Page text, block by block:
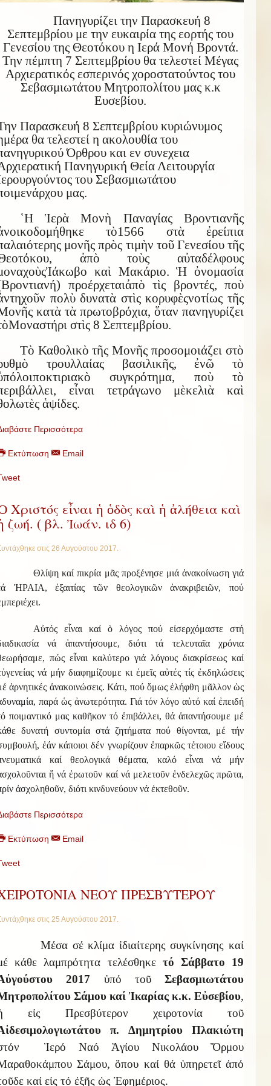
Πανηγυρίζει την Παρασκευή 8
Σεπτεμβρίου με την ευκαιρία της εορτής του
Γενεσίου της Θεοτόκου η Ιερά Μονή Βροντά.
Την πέμπτη 7 Σεπτεμβρίου θα τελεστεί Μέγας
Αρχιερατικός εσπερινός χοροστατούντος του
Σεβασμιωτάτου Μητροπολίτου μας κ.κ
Ευσεβίου.
Παρασκευή 8 Σεπτεμβρίου κυριώνυμος
θα τελεστεί η ακολουθία του
Όρθρου και εν συνεχεια
Πανηγυρική Θεία Λειτουργία
του Σεβασμιωτάτου
μας.
῾H Ἱερὰ Μονὴ Παναγίας Βροντιανῆς
τὸ1566 στὰ ἐρείπια
μονῆς πρὸς τιμὴν τοῦ Γενεσίου τῆς
ἀπὸ τοὺς αὐταδέλφους
Ἰάκωβο καὶ Μακάριο. Ἡ ὀνομασία
προέρχεταιἀπὸ τὶς βροντές, ποὺ
πολὺ δυνατὰ στὶς κορυφὲςνοτίως τῆς
κατὰ τὰ πρωτοβρόχια, ὅταν πανηγυρίζει
Μοναστήρι στὶς 8 Σεπτεμβρίου.
Τὸ Καθολικὸ τῆς Μονῆς προσομοιάζει στὸ
τρουλλαίας βασιλικῆς, ἐνῶ τὸ
κτιριακὸ συγκρότημα, ποὺ τὸ
εἶναι τετράγωνο μὲκελιὰ καὶ
ἁψίδες.
Περισσότερα
Εκτύπωση Email
Χριστός εἶναι ἡ ὁδὸς καὶ ἡ ἀλήθεια καὶ
ζωή. ( βλ. Ἰωάν. ιδ 6)
στις 26 Αυγούστου 2017.
Θλίψη καί πικρία μᾶς προξένησε μιά ἀνακοίνωση γιά
ἩΡΑΙΑ, ἐξαιτίας τῶν θεολογικῶν ἀνακριβειῶν, πού
Αὐτός εἶναι καί ὁ λόγος πού εἰσερχόμαστε στή
νά ἀπαντήσουμε, διότι τά τελευταῖα χρόνια
πώς εἶναι καλύτερο γιά λόγους διακρίσεως καί
νά μήν διαφημίζουμε κι ἐμεῖς αὐτές τίς ἐκδηλώσεις
ἀρνητικές ἀνακοινώσεις. Κάτι, πού ὅμως ἐλήφθη μᾶλλον ὡς
παρά ὡς ἀνωτερότητα. Γιά τόν λόγο αὐτό καί ἐπειδή
ποιμαντικό μας καθῆκον τό ἐπιβάλλει, θά ἀπαντήσουμε μέ
δυνατή συντομία στά ζητήματα πού θίγονται, μέ τήν
ἐάν κάποιοι δέν γνωρίζουν ἐπαρκῶς τέτοιου εἴδους
καί θεολογικά θέματα, καλό εἶναι νά μήν
ἤ νά ἐρωτοῦν καί νά μελετοῦν ἐνδελεχῶς πρῶτα,
ἀσχοληθοῦν, διότι κινδυνεύουν νά ἐκτεθοῦν.
Περισσότερα
Εκτύπωση Email
ΝΕΟΥ ΠΡΕΣΒΥΤΕΡΟΥ
στις 25 Αυγούστου 2017.
Μέσα σέ κλίμα ἰδιαίτερης συγκίνησης καί
κάθε λαμπρότητα τελέσθηκε τό Σάββατο 19
ὐγούστου 2017 ὑπό τοῦ Σεβασμιωτάτου
Σάμου καί Ἰκαρίας κ.κ. Εὐσεβίου,
εἰς Πρεσβύτερον χειροτονία τοῦ
π. Δημητρίου Πλακιώτη
Ἱερό Ναό Ἁγίου Νικολάου Ὅρμου
Σάμου, ὅπου καί θά ὑπηρετεῖ ἀπό
καί εἰς τό ἐξῆς ὡς Ἐφημέριος.